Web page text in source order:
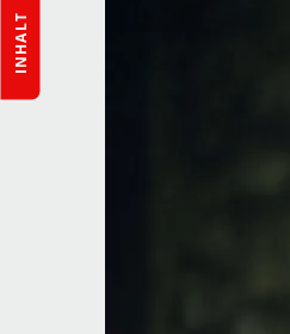
INHALT